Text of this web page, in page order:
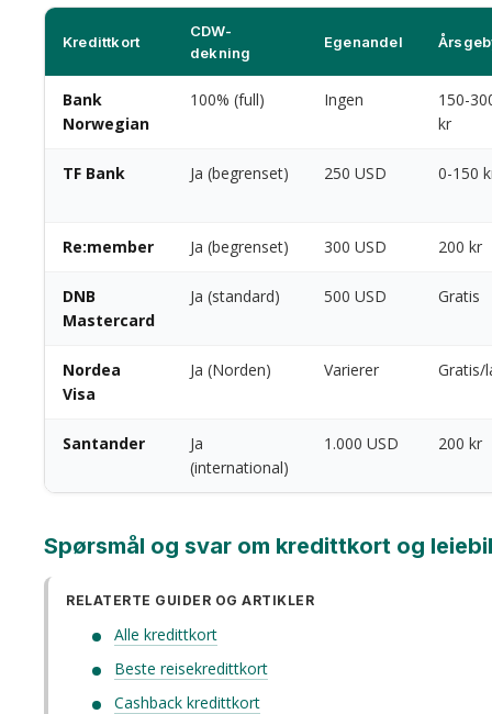
Kredittkort
CDW-
dekning
Egenandel
Bank
Norwegian
100% (full) Ingen
150-
kr
TF Bank Ja (begrenset) 250 USD 0-150
Re:member Ja (begrenset) 300 USD 200 kr
DNB
Mastercard
Ja (standard) 500 USD Gratis
Nordea
Visa
Ja (Norden) Varierer Gratis/
Santander
Ja
(international)
1.000 USD 200 kr
Spørsmål og svar om kredittkort og leiebil
RELATERTE GUIDER OG ARTIKLER
Alle kredittkort
Beste reisekredittkort
Cashback kredittkort